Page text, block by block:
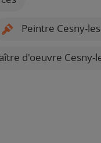
Peintre Cesny-
d'oeuvre Cesny-